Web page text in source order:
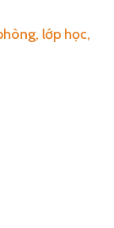
lớp học,